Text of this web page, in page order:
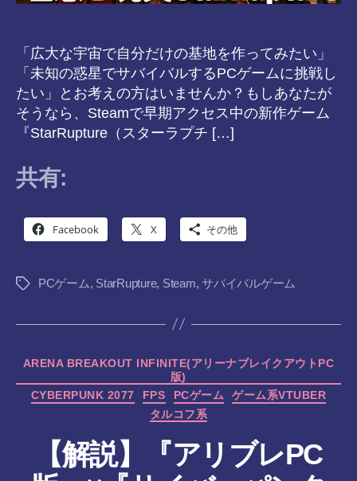
「広大な宇宙で自分だけの基地を作ってみたい」
「未知の惑星でサバイバルするPCゲームに挑戦し
たい」とお考えの方はいませんか？もしあなたが
そうなら、Steamで早期アクセス中の新作ゲーム
『StarRupture（スターラプチ […]
共有:
Facebook X その他
タ
PCゲーム, StarRupture, Steam,サバイバルゲーム
カ
テ
ゴ
リ
ARENA BREAKOUT INFINITE(アリーナブレイクアウトPC
版)
CYBERPUNK 2077
FPS PCゲーム
ゲーム系VTUBER
タルコフ系
【解説】『アリブレPC